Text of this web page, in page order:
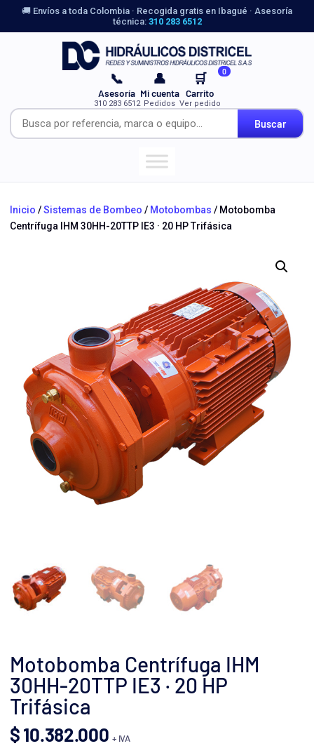
🚚 Envíos a toda Colombia · Recogida gratis en Ibagué · Asesoría
técnica: 310 283 6512
Buscar
📞
Asesoría
310 283 6512
👤
Mi cuenta
Pedidos
🛒 0
Carrito
Ver pedido
Inicio /Sistemas de Bombeo / Motobombas / Motobomba
Centrífuga IHM 30HH-20TTP IE3 · 20 HP Trifásica
Motobomba Centrífuga IHM
30HH-20TTP IE3 · 20 HP
Trifásica
$10.382.000 + IVA